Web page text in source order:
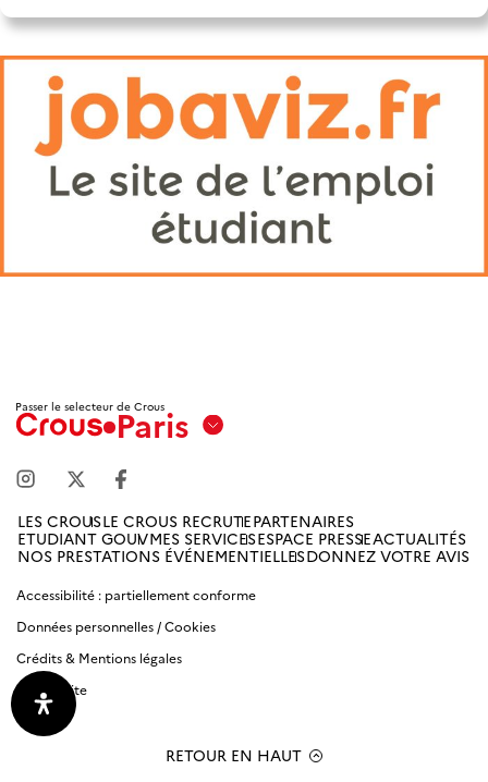
Passer le selecteur de Crous
Paris
Marseille
Amiens
Antilles
Guyane
Bordeaux-
Aquitaine
LES CROUSLE CROUS RECRUTEPARTENAIRES
ETUDIANT GOUVMES SERVICESESPACE PRESSEACTUALITÉS
NOS PRESTATIONS ÉVÉNEMENTIELLESDONNEZ VOTRE AVIS
Accessibilité : partiellement conforme
Données personnelles / Cookies
Crédits & Mentions légales
Plan du site
RETOUR EN HAUT